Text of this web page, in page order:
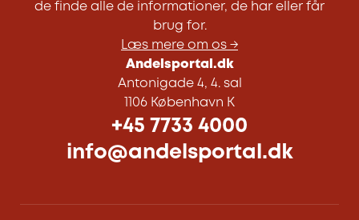
de finde alle de informationer, de har eller får
brug for.
Læs mere om os →
Andelsportal.dk
Antonigade 4, 4. sal
1106 København K
+45 7733 4000
info@andelsportal.dk